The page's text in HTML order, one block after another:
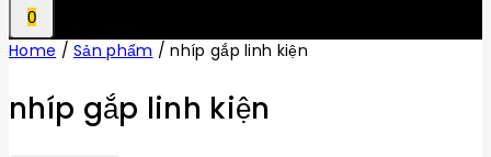
0
Home / Sản phẩm / nhíp gắp linh kiện
nhíp gắp linh kiện